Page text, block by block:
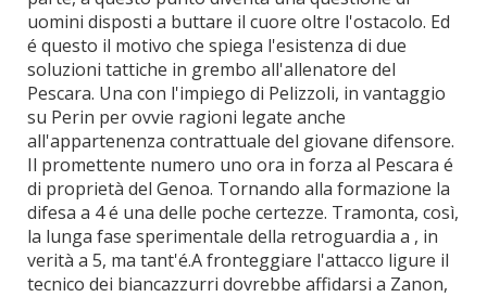
uomini disposti a buttare il cuore oltre l'ostacolo. Ed
é questo il motivo che spiega l'esistenza di due
soluzioni tattiche in grembo all'allenatore del
Pescara. Una con l'impiego di Pelizzoli, in vantaggio
su Perin per ovvie ragioni legate anche
all'appartenenza contrattuale del giovane difensore.
Il promettente numero uno ora in forza al Pescara é
di proprietà del Genoa. Tornando alla formazione la
difesa a 4 é una delle poche certezze. Tramonta, così,
la lunga fase sperimentale della retroguardia a , in
verità a 5, ma tant'é.A fronteggiare l'attacco ligure il
tecnico dei biancazzurri dovrebbe affidarsi a Zanon,